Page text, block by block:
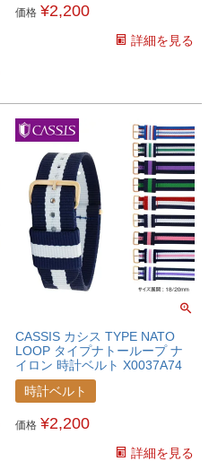
価格 ¥2,200
詳細を見る
CASSIS カシス TYPE NATO
LOOP タイプナトーループ ナ
イロン 時計ベルト X0037A74
時計ベルト
価格 ¥2,200
詳細を見る